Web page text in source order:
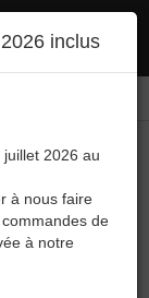
Accepter
inclus
2026 au
à nous faire
de
à notre